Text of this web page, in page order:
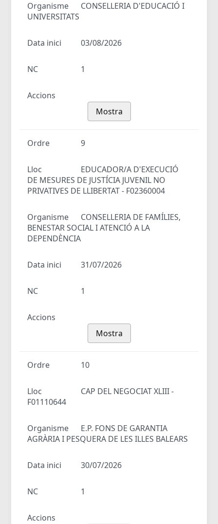
Organisme
CONSELLERIA D'EDUCACIÓ I
UNIVERSITATS
Data inici 03/08/2026
NC 1
Accions
Mostra
Ordre 9
Lloc
EDUCADOR/A D'EXECUCIÓ
DE MESURES DE JUSTÍCIA JUVENIL NO
PRIVATIVES DE LLIBERTAT - F02360004
Organisme
CONSELLERIA DE FAMÍLIES,
BENESTAR SOCIAL I ATENCIÓ A LA
DEPENDÈNCIA
Data inici 31/07/2026
NC 1
Accions
Mostra
Ordre 10
Lloc
CAP DEL NEGOCIAT XLIII -
F01110644
Organisme
E.P. FONS DE GARANTIA
AGRÀRIA I PESQUERA DE LES ILLES BALEARS
Data inici 30/07/2026
NC 1
Accions